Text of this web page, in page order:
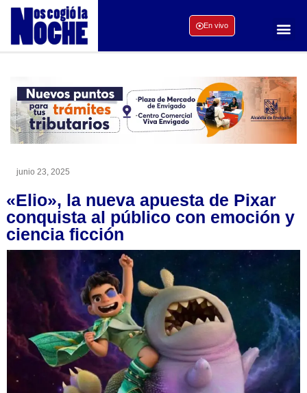
En vivo
junio 23, 2025
«Elio», la nueva apuesta de Pixar
conquista al público con emoción y
ciencia ficción